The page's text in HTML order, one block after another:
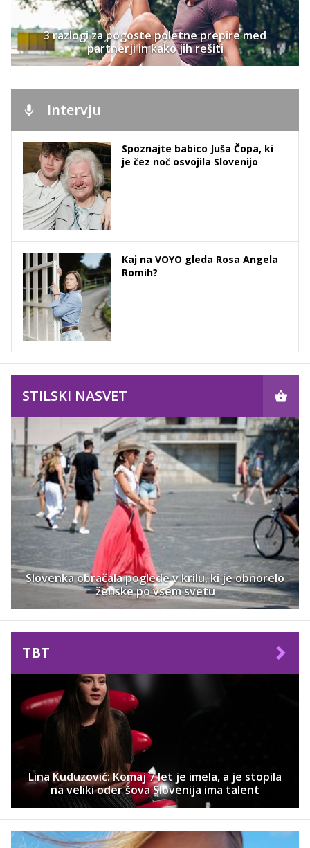
3 razlogi za pogoste poletne prepire med
partnerji in kako jih rešiti
Intervju
Spoznajte babico Juša Čopa, ki
je čez noč osvojila Slovenijo
Kaj na VOYO gleda Rosa Angela
Romih?
STILSKI NASVET
Slovenka obračala poglede v krilu, ki je obnorelo
ženske po vsem svetu
TBT
Lina Kuduzović: Komaj 7 let je imela, a je stopila
na veliki oder šova Slovenija ima talent